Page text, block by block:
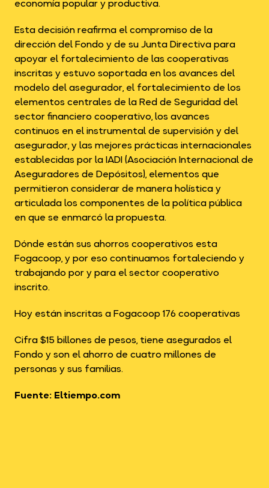
Esta decisión reafirma el compromiso de la
dirección del Fondo y de su Junta Directiva para
apoyar el fortalecimiento de las cooperativas
inscritas y estuvo soportada en los avances del
modelo del asegurador, el fortalecimiento de los
elementos centrales de la Red de Seguridad del
sector financiero cooperativo, los avances
continuos en el instrumental de supervisión y del
asegurador, y las mejores prácticas internacionales
establecidas por la IADI (Asociación Internacional de
Aseguradores de Depósitos), elementos que
permitieron considerar de manera holística y
articulada los componentes de la política pública
en que se enmarcó la propuesta.
Dónde están sus ahorros cooperativos esta
Fogacoop, y por eso continuamos fortaleciendo y
trabajando por y para el sector cooperativo
inscrito.
Hoy están inscritas a Fogacoop 176 cooperativas
Cifra $15 billones de pesos, tiene asegurados el
Fondo y son el ahorro de cuatro millones de
personas y sus familias.
Fuente: Eltiempo.com